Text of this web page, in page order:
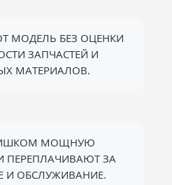
МОДЕЛЬ БЕЗ ОЦЕНКИ
ЗАПЧАСТЕЙ И
МАТЕРИАЛОВ.
МОЩНУЮ
ПЕРЕПЛАЧИВАЮТ ЗА
И ОБСЛУЖИВАНИЕ.